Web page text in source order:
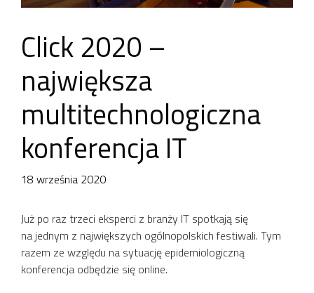
Click 2020 –
największa
multitechnologiczna
konferencja IT
18 września 2020
Już po raz trzeci eksperci z branży IT spotkają się
na jednym z największych ogólnopolskich festiwali. Tym
razem ze względu na sytuację epidemiologiczną
konferencja odbędzie się online.